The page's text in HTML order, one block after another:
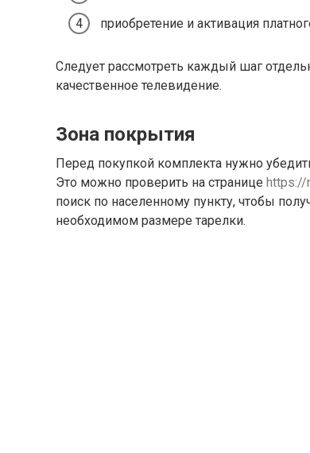
приобретение и активация
Следует рассмотреть каждый шаг
качественное телевидение.
Зона покрытия
Перед покупкой комплекта нужно
Это можно проверить на странице https://
поиск по населенному пункту, чтобы
необходимом размере тарелки.